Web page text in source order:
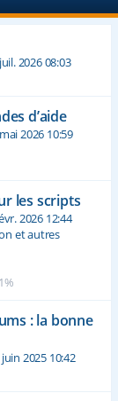
e
2026 08:03
d’aide
2026 10:59
les scripts
2026 12:44
et autres
: la bonne
2025 10:42